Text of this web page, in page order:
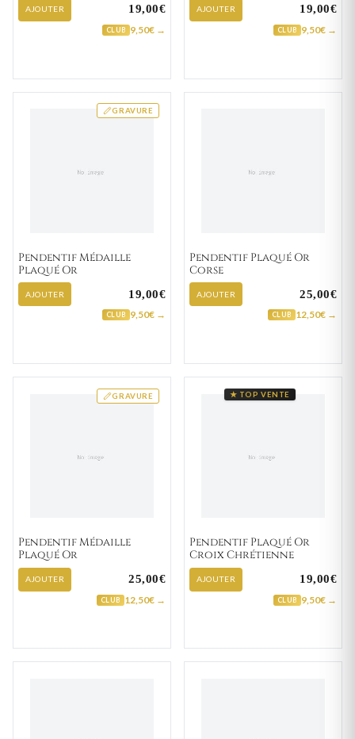
AJOUTER 19,00€
CLUB 9,50€ →
AJOUTER 19,00€
CLUB 9,50€ →
GRAVURE
Pendentif Médaille
Plaqué Or
AJOUTER 19,00€
CLUB 9,50€ →
Pendentif Plaqué Or
Corse
AJOUTER 25,00€
CLUB 12,50€ →
GRAVURE
Pendentif Médaille
Plaqué Or
AJOUTER 25,00€
CLUB 12,50€ →
★ TOP VENTE
Pendentif Plaqué Or
Croix Chrétienne
AJOUTER 19,00€
CLUB 9,50€ →